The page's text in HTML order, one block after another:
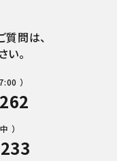
質問は、
い。
）
）